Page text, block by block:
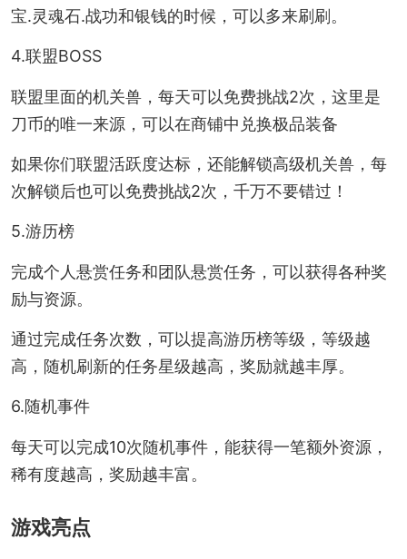
宝.灵魂石.战功和银钱的时候，可以多来刷刷。
4.联盟BOSS
联盟里面的机关兽，每天可以免费挑战2次，这里是
刀币的唯一来源，可以在商铺中兑换极品装备
如果你们联盟活跃度达标，还能解锁高级机关兽，每
次解锁后也可以免费挑战2次，千万不要错过！
5.游历榜
完成个人悬赏任务和团队悬赏任务，可以获得各种奖
励与资源。
通过完成任务次数，可以提高游历榜等级，等级越
高，随机刷新的任务星级越高，奖励就越丰厚。
6.随机事件
每天可以完成10次随机事件，能获得一笔额外资源，
稀有度越高，奖励越丰富。
游戏亮点